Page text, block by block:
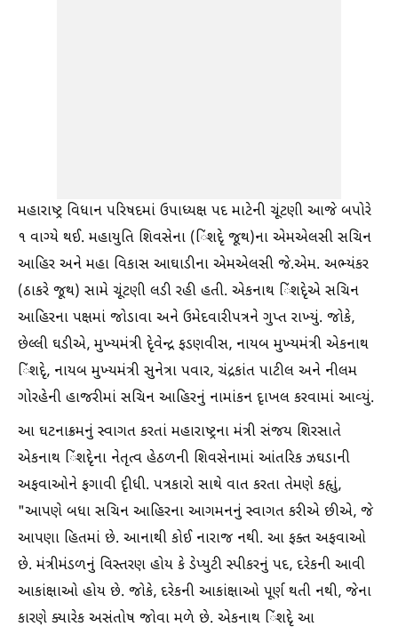
મહારાષ્ટ્ર વિધાન પરિષદમાં ઉપાધ્યક્ષ પદ માટેની ચૂંટણી આજે બપોરે
૧ વાગ્યે થઈ. મહાયુતિ શિવસેના (િંશદૃે જૂથ)ના એમએલસી સચિન
આહિર અને મહા વિકાસ આઘાડીના એમએલસી જે.એમ. અભ્યંકર
(ઠાકરે જૂથ) સામે ચૂંટણી લડી રહી હતી. એકનાથ િંશદૃેએ સચિન
આહિરના પક્ષમાં જોડાવા અને ઉમેદવારીપત્રને ગુપ્ત રાખ્યું. જોકે,
છેલ્લી ઘડીએ, મુખ્યમંત્રી દૃેવેન્દ્ર ફડણવીસ, નાયબ મુખ્યમંત્રી એકનાથ
િંશદૃે, નાયબ મુખ્યમંત્રી સુનેત્રા પવાર, ચંદ્રકાંત પાટીલ અને નીલમ
ગોરહેની હાજરીમાં સચિન આહિરનું નામાંકન દૃાખલ કરવામાં આવ્યું.
આ ઘટનાક્રમનું સ્વાગત કરતાં મહારાષ્ટ્રના મંત્રી સંજય શિરસાતે
એકનાથ િંશદૃેના નેતૃત્વ હેઠળની શિવસેનામાં આંતરિક ઝઘડાની
અફવાઓને ફગાવી દૃીધી. પત્રકારો સાથે વાત કરતા તેમણે કહૃાું,
"આપણે બધા સચિન આહિરના આગમનનું સ્વાગત કરીએ છીએ, જે
આપણા હિતમાં છે. આનાથી કોઈ નારાજ નથી. આ ફક્ત અફવાઓ
છે. મંત્રીમંડળનું વિસ્તરણ હોય કે ડેપ્યુટી સ્પીકરનું પદ, દરેકની આવી
આકાંક્ષાઓ હોય છે. જોકે, દરેકની આકાંક્ષાઓ પૂર્ણ થતી નથી, જેના
કારણે ક્યારેક અસંતોષ જોવા મળે છે. એકનાથ િંશદૃે આ